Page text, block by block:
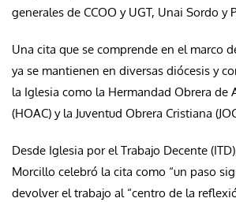
generales de CCOO y UGT, Unai Sordo y
Una cita que se comprende en el marco
ya se mantienen en diversas diócesis y
la Iglesia como la Hermandad Obrera de
(HOAC) y la Juventud Obrera Cristiana
Desde Iglesia por el Trabajo Decente
Morcillo celebró la cita como “un paso
devolver el trabajo al “centro de la